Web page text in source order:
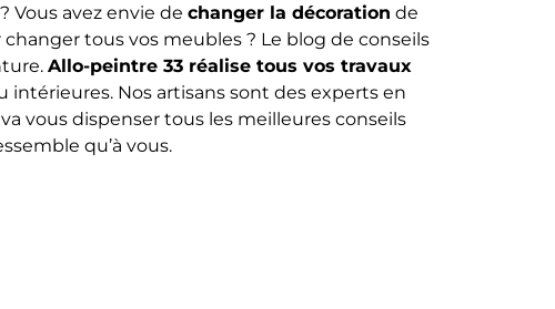
Vous avez envie de changer la décoration de
tous vos meubles ? Le blog de conseils
Allo-peintre 33 réalise tous vos travaux
intérieures. Nos artisans sont des experts en
vous dispenser tous les meilleures conseils
qu’à vous.